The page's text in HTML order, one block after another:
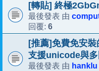
[轉貼] 終極
最後發表 由
回覆: 6
[推薦]免費免安
支援unicode與
最後發表 由 hanklu